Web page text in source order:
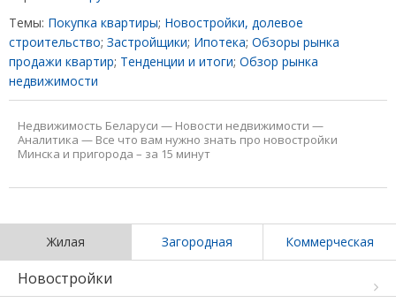
Темы: Покупка квартиры; Новостройки, долевое
строительство; Застройщики; Ипотека; Обзоры рынка
продажи квартир; Тенденции и итоги; Обзор рынка
недвижимости
Недвижимость Беларуси — Новости недвижимости —
Аналитика — Все что вам нужно знать про новостройки
Минска и пригорода – за 15 минут
Жилая Загородная Коммерческая
Новостройки